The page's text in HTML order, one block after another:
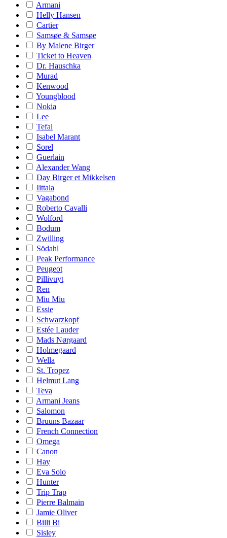
Armani
Helly Hansen
Cartier
Samsøe & Samsøe
By Malene Birger
Ticket to Heaven
Dr. Hauschka
Murad
Kenwood
Youngblood
Nokia
Lee
Tefal
Isabel Marant
Sorel
Guerlain
Alexander Wang
Day Birger et Mikkelsen
Iittala
Vagabond
Roberto Cavalli
Wolford
Bodum
Zwilling
Södahl
Peak Performance
Peugeot
Pillivuyt
Ren
Miu Miu
Essie
Schwarzkopf
Estée Lauder
Mads Nørgaard
Holmegaard
Wella
St. Tropez
Helmut Lang
Teva
Armani Jeans
Salomon
Bruuns Bazaar
French Connection
Omega
Canon
Hay
Eva Solo
Hunter
Trip Trap
Pierre Balmain
Jamie Oliver
Billi Bi
Sisley